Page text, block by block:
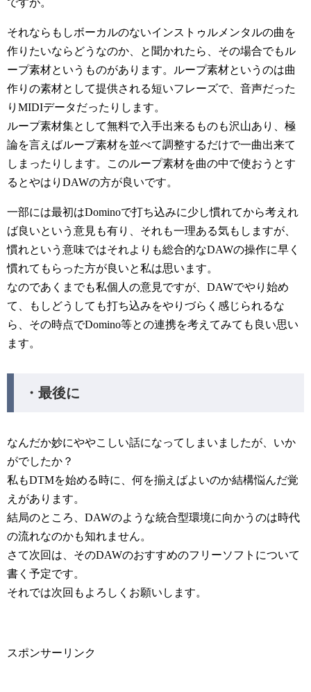
ですが。
それならもしボーカルのないインストゥルメンタルの曲を
作りたいならどうなのか、と聞かれたら、その場合でもル
ープ素材というものがあります。ループ素材というのは曲
作りの素材として提供される短いフレーズで、音声だった
りMIDIデータだったりします。
ループ素材集として無料で入手出来るものも沢山あり、極
論を言えばループ素材を並べて調整するだけで一曲出来て
しまったりします。このループ素材を曲の中で使おうとす
るとやはりDAWの方が良いです。
一部には最初はDominoで打ち込みに少し慣れてから考えれ
ば良いという意見も有り、それも一理ある気もしますが、
慣れという意味ではそれよりも総合的なDAWの操作に早く
慣れてもらった方が良いと私は思います。
なのであくまでも私個人の意見ですが、DAWでやり始め
て、もしどうしても打ち込みをやりづらく感じられるな
ら、その時点でDomino等との連携を考えてみても良い思い
ます。
・最後に
なんだか妙にややこしい話になってしまいましたが、いか
がでしたか？
私もDTMを始める時に、何を揃えばよいのか結構悩んだ覚
えがあります。
結局のところ、DAWのような統合型環境に向かうのは時代
の流れなのかも知れません。
さて次回は、そのDAWのおすすめのフリーソフトについて
書く予定です。
それでは次回もよろしくお願いします。
スポンサーリンク